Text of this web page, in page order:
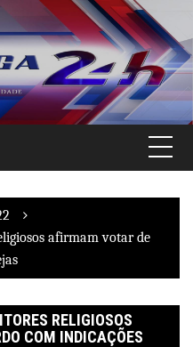
afirmam votar de
RELIGIOSOS
COM INDICAÇÕES